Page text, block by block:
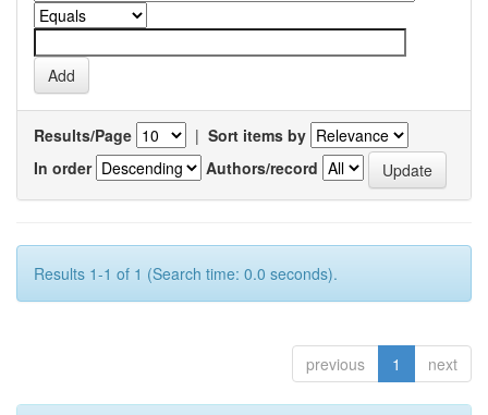
Results/Page | Sort items by
In order
Authors/record
Results 1-1 of 1 (Search time: 0.0 seconds).
previous 1 next